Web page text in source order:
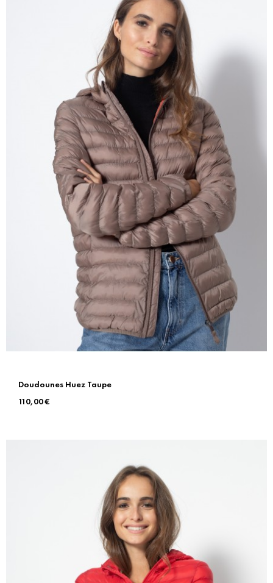
Doudounes Huez Taupe
Prix
110,00 €